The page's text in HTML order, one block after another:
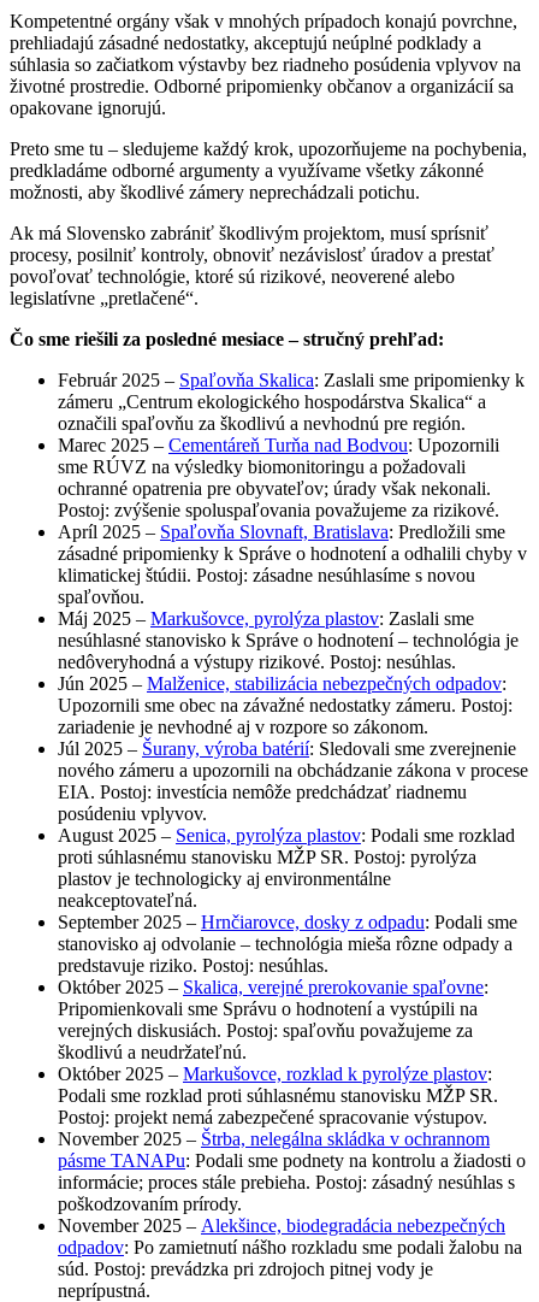
Kompetentné orgány však v mnohých prípadoch konajú povrchne,
prehliadajú zásadné nedostatky, akceptujú neúplné podklady a
súhlasia so začiatkom výstavby bez riadneho posúdenia vplyvov na
životné prostredie. Odborné pripomienky občanov a organizácií sa
opakovane ignorujú.
Preto sme tu – sledujeme každý krok, upozorňujeme na pochybenia,
predkladáme odborné argumenty a využívame všetky zákonné
možnosti, aby škodlivé zámery neprechádzali potichu.
Ak má Slovensko zabrániť škodlivým projektom, musí sprísniť
procesy, posilniť kontroly, obnoviť nezávislosť úradov a prestať
povoľovať technológie, ktoré sú rizikové, neoverené alebo
legislatívne „pretlačené“.
Čo sme riešili za posledné mesiace – stručný prehľad:
Február 2025 – Spaľovňa Skalica: Zaslali sme pripomienky k
zámeru „Centrum ekologického hospodárstva Skalica“ a
označili spaľovňu za škodlivú a nevhodnú pre región.
Marec 2025 – Cementáreň Turňa nad Bodvou: Upozornili
sme RÚVZ na výsledky biomonitoringu a požadovali
ochranné opatrenia pre obyvateľov; úrady však nekonali.
Postoj: zvýšenie spoluspaľovania považujeme za rizikové.
Apríl 2025 – Spaľovňa Slovnaft, Bratislava: Predložili sme
zásadné pripomienky k Správe o hodnotení a odhalili chyby v
klimatickej štúdii. Postoj: zásadne nesúhlasíme s novou
spaľovňou.
Máj 2025 – Markušovce, pyrolýza plastov: Zaslali sme
nesúhlasné stanovisko k Správe o hodnotení – technológia je
nedôveryhodná a výstupy rizikové. Postoj: nesúhlas.
Jún 2025 – Malženice, stabilizácia nebezpečných odpadov:
Upozornili sme obec na závažné nedostatky zámeru. Postoj:
zariadenie je nevhodné aj v rozpore so zákonom.
Júl 2025 – Šurany, výroba batérií: Sledovali sme zverejnenie
nového zámeru a upozornili na obchádzanie zákona v procese
EIA. Postoj: investícia nemôže predchádzať riadnemu
posúdeniu vplyvov.
August 2025 – Senica, pyrolýza plastov: Podali sme rozklad
proti súhlasnému stanovisku MŽP SR. Postoj: pyrolýza
plastov je technologicky aj environmentálne
neakceptovateľná.
September 2025 – Hrnčiarovce, dosky z odpadu: Podali sme
stanovisko aj odvolanie – technológia mieša rôzne odpady a
predstavuje riziko. Postoj: nesúhlas.
Október 2025 – Skalica, verejné prerokovanie spaľovne:
Pripomienkovali sme Správu o hodnotení a vystúpili na
verejných diskusiách. Postoj: spaľovňu považujeme za
škodlivú a neudržateľnú.
Október 2025 – Markušovce, rozklad k pyrolýze plastov:
Podali sme rozklad proti súhlasnému stanovisku MŽP SR.
Postoj: projekt nemá zabezpečené spracovanie výstupov.
November 2025 – Štrba, nelegálna skládka v ochrannom
pásme TANAPu: Podali sme podnety na kontrolu a žiadosti o
informácie; proces stále prebieha. Postoj: zásadný nesúhlas s
poškodzovaním prírody.
November 2025 – Alekšince, biodegradácia nebezpečných
odpadov: Po zamietnutí nášho rozkladu sme podali žalobu na
súd. Postoj: prevádzka pri zdrojoch pitnej vody je
neprípustná.